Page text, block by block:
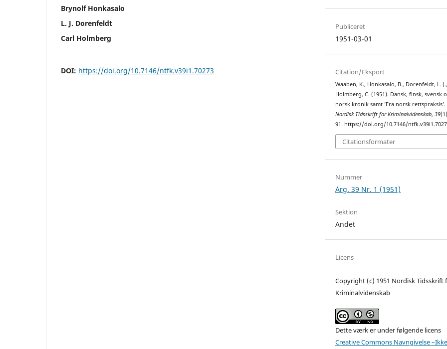
Brynolf Honkasalo
L. J. Dorenfeldt
Carl Holmberg
DOI: https://doi.org/10.7146/ntfk.v39i1.70273
Publiceret
1951-03-01
Citation/Eksport
Waaben, K., Honkasalo, B., Dorenfeldt, L.
Holmberg, C. (1951). Dansk, finsk, svensk
norsk kronik samt ’Fra norsk rettspraksis’.
Nordisk Tidsskrift for Kriminalvidenskab,39
91. https://doi.org/10.7146/
Citationsformater
Nummer
Årg. 39 Nr. 1 (1951)
Sektion
Andet
Licens
Copyright (c) 1951 Nordisk Tidsskrift
Kriminalvidenskab
Dette værk er under følgende licens
Creative Commons Navngivelse